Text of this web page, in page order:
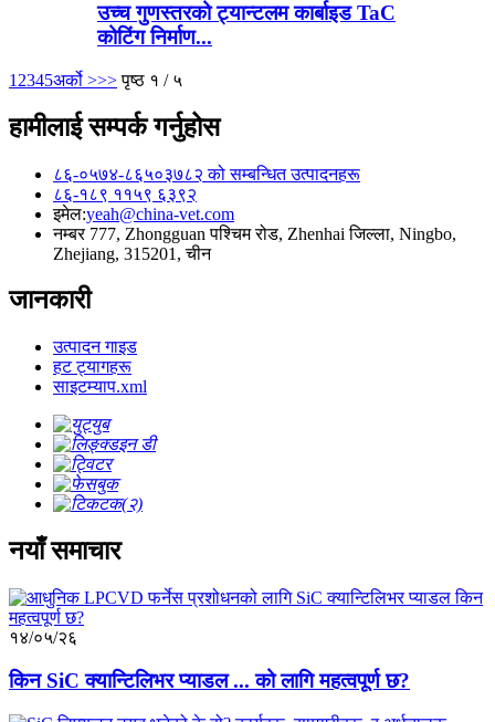
उच्च गुणस्तरको ट्यान्टलम कार्बाइड TaC
कोटिंग निर्माण...
1 2345अर्को >>> पृष्ठ १ / ५
हामीलाई सम्पर्क गर्नुहोस
८६-०५७४-८६५०३७८२ को सम्बन्धित उत्पादनहरू
८६-१८९ ११५९ ६३९२
इमेल:yeah@china-vet.com
नम्बर 777, Zhongguan पश्चिम रोड, Zhenhai जिल्ला, Ningbo,
Zhejiang, 315201, चीन
जानकारी
उत्पादन गाइड
हट ट्यागहरू
साइटम्याप.xml
नयाँ समाचार
१४/०५/२६
किन SiC क्यान्टिलिभर प्याडल ... को लागि महत्वपूर्ण छ?